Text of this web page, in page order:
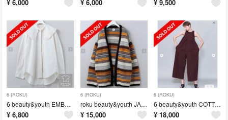
¥ 6,000 ¥ 6,000 ¥ 9,500
6 (ROKU)
6 beauty&youth EMBROIDERY COLLAR BLOUSE
¥ 6,800
6 (ROKU)
roku beauty&youth JACQUARD KNIT CARDIGAN
¥ 15,000
6 (ROKU)
6 beauty&youth COTTON GATHER ALL IN ONE
¥ 18,000